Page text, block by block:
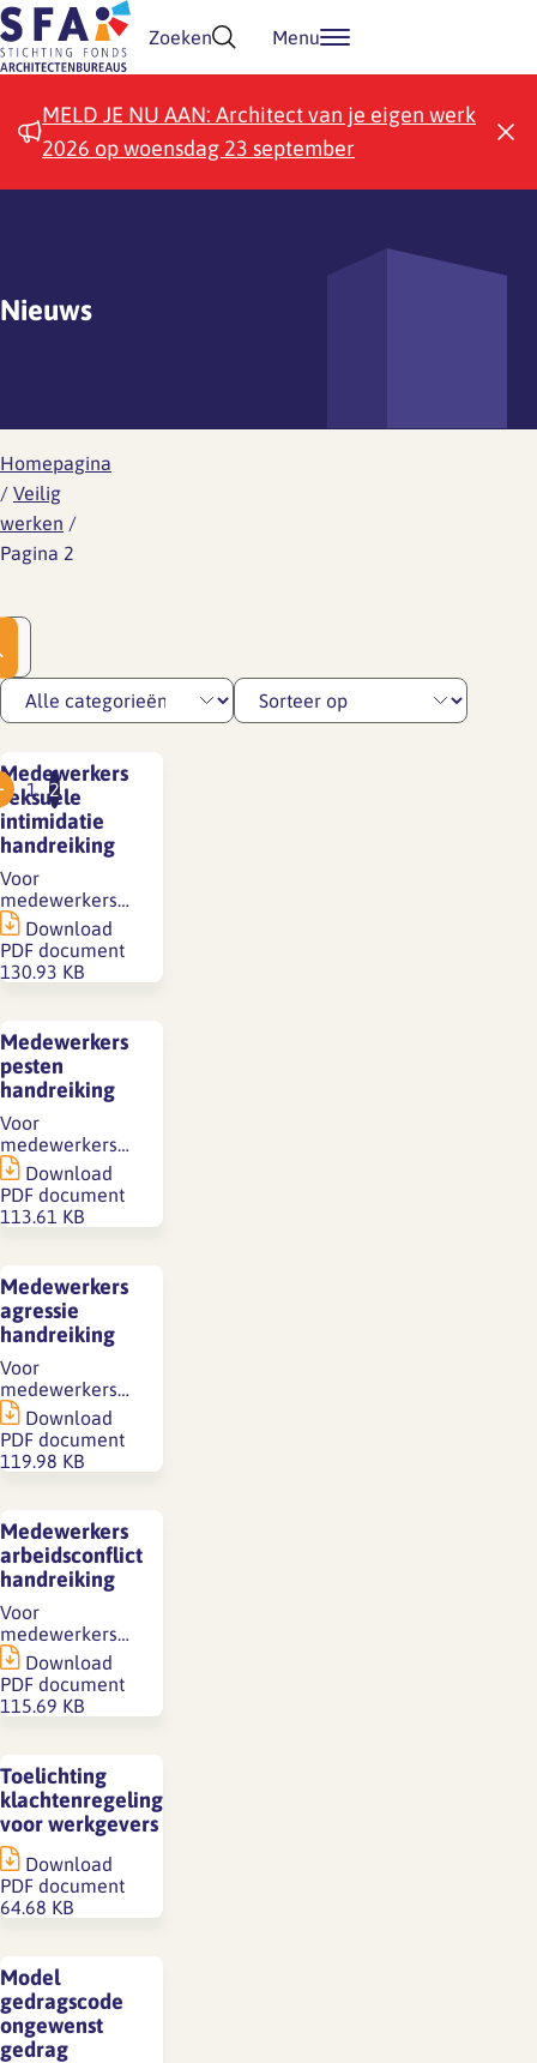
Doorgaan naar inhoud
Zoeken Menu
MELD JE NU AAN: Architect van je eigen werk
2026 op woensdag 23 september
Nieuws
Homepagina
/ Veilig
werken /
Pagina 2
Medewerkers
seksuele
intimidatie
handreiking
Voor
medewerkers…
Download
PDF document
130.93 KB
Medewerkers
pesten
handreiking
Voor
medewerkers…
Download
PDF document
113.61 KB
Medewerkers
agressie
handreiking
Voor
medewerkers…
Download
PDF document
119.98 KB
Medewerkers
arbeidsconflict
handreiking
Voor
medewerkers…
Download
PDF document
115.69 KB
Toelichting
klachtenregeling
voor werkgevers
Download
PDF document
64.68 KB
Model
gedragscode
ongewenst
gedrag
1 2